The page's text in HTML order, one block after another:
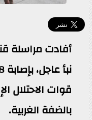
أفادت مراسلة
قوات الاحتلال
بالضفة الغربية.